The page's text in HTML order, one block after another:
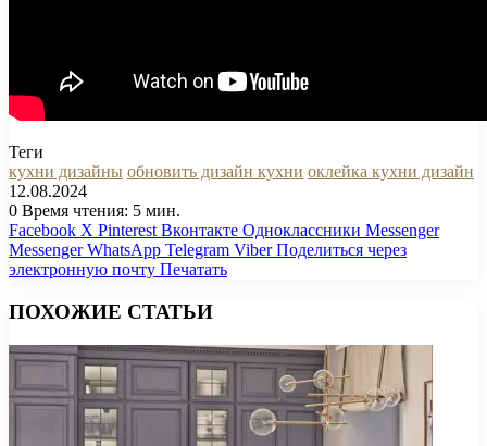
Теги
кухни дизайны обновить дизайн кухни оклейка кухни дизайн
12.08.2024
0 Время чтения: 5 мин.
Facebook X Pinterest Вконтакте Одноклассники Messenger
Messenger WhatsApp Telegram Viber Поделиться через
электронную почту Печатать
ПОХОЖИЕ СТАТЬИ